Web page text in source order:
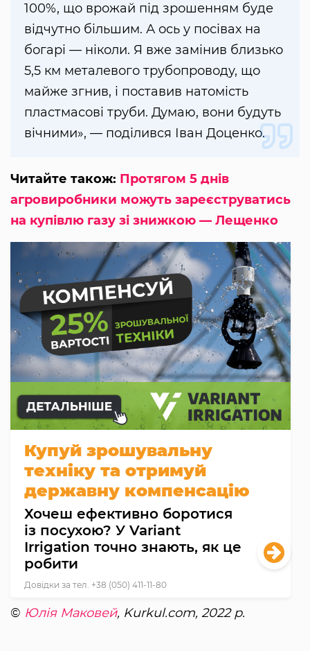
100%, що врожай під зрошенням буде
відчутно більшим. А ось у посівах на
богарі — ніколи. Я вже замінив близько
5,5 км металевого трубопроводу, що
майже згнив, і поставив натомість
пластмасові труби. Думаю, вони будуть
вічними», — поділився Іван Доценко.
Читайте також: Протягом 5 днів
агровиробники можуть зареєструватись
на купівлю газу зі знижкою — Лещенко
Купуй зрошувальну
техніку та отримуй
державну компенсацію
Хочеш ефективно боротися
із посухою? У Variant
Irrigation точно знають, як це
робити
Довідки за тел. +38 (050) 411-11-80
© Юлія Маковей, Kurkul.com, 2022 р.